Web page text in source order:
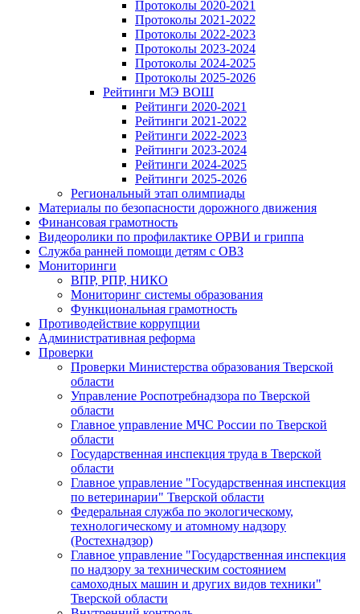
Протоколы 2020-2021
Протоколы 2021-2022
Протоколы 2022-2023
Протоколы 2023-2024
Протоколы 2024-2025
Протоколы 2025-2026
Рейтинги МЭ ВОШ
Рейтинги 2020-2021
Рейтинги 2021-2022
Рейтинги 2022-2023
Рейтинги 2023-2024
Рейтинги 2024-2025
Рейтинги 2025-2026
Региональный этап олимпиады
Материалы по безопасности дорожного движения
Финансовая грамотность
Видеоролики по профилактике ОРВИ и гриппа
Служба ранней помощи детям с ОВЗ
Мониторинги
ВПР, РПР, НИКО
Мониторинг системы образования
Функциональная грамотность
Противодействие коррупции
Административная реформа
Проверки
Проверки Министерства образования Тверской
области
Управление Роспотребнадзора по Тверской
области
Главное управление МЧС России по Тверской
области
Государственная инспекция труда в Тверской
области
Главное управление "Государственная инспекция
по ветеринарии" Тверской области
Федеральная служба по экологическому,
технологическому и атомному надзору
(Ростехнадзор)
Главное управление "Государственная инспекция
по надзору за техническим состоянием
самоходных машин и других видов техники"
Тверской области